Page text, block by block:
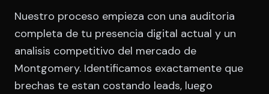
Nuestro proceso empieza con una auditoria
completa de tu presencia digital actual y un
analisis competitivo del mercado de
Montgomery. Identificamos exactamente que
brechas te estan costando leads, luego